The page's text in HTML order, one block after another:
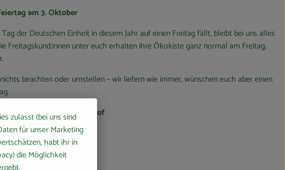
am 3. Oktober
der Deutschen Einheit in diesem Jahr auf einen Freitag fällt, bleibt bei uns alles
Freitagskund:innen unter euch erhalten ihre Ökokiste ganz normal am Freitag,
beachten oder umstellen – wir liefern wie immer, wünschen euch aber einen
vom Boßhammersch Hof
zulasst (bei uns sind
für unser Marketing
habt ihr in
die Möglichkeit